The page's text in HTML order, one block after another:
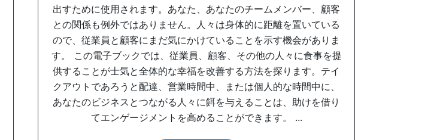
出すために使用されます。あなた、あなたのチームメンバー、顧客
との関係も例外ではありません。人々は身体的に距離を置いている
ので、従業員と顧客にまだ気にかけていることを示す機会がありま
す。 この電子ブックでは、従業員、顧客、その他の人々に食事を提
供することが士気と全体的な幸福を改善する方法を探ります。テイ
クアウトであろうと配達、営業時間中、または個人的な時間中に、
あなたのビジネスとつながる人々に餌を与えることは、助けを借り
てエンゲージメントを高めることができます。 ...